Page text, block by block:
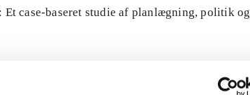
case-baseret studie af planlægning, politik og